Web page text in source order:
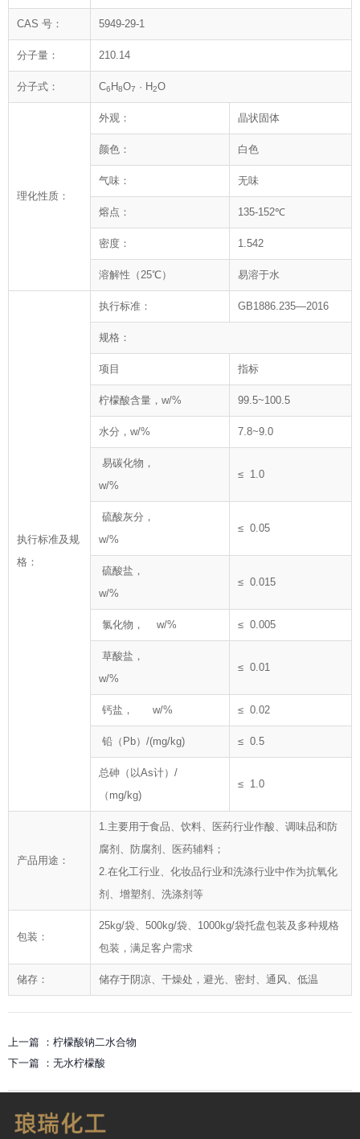
CAS 号： 5949-29-1
分子量： 210.14
分子式： C6 H8O7 · H2O
理化性质：
外观： 晶状固体
颜色： 白色
气味： 无味
熔点： 135-152℃
密度： 1.542
溶解性（25℃） 易溶于水
执行标准及规
格：
执行标准： GB1886.235—2016
规格：
项目 指标
柠檬酸含量，w/% 99.5~100.5
水分，w/% 7.8~9.0
易碳化物，
w/%
≤ 1.0
硫酸灰分，
w/%
≤ 0.05
硫酸盐，
w/%
≤ 0.015
氯化物， w/% ≤ 0.005
草酸盐，
w/%
≤ 0.01
钙盐， w/% ≤ 0.02
铅（Pb）/(mg/kg) ≤ 0.5
总砷（以As计）/
（mg/kg)
≤ 1.0
产品用途：
1.主要用于食品、饮料、医药行业作酸、调味品和防
腐剂、防腐剂、医药辅料；
2.在化工行业、化妆品行业和洗涤行业中作为抗氧化
剂、增塑剂、洗涤剂等
包装：
25kg/袋、500kg/袋、1000kg/袋托盘包装及多种规格
包装，满足客户需求
储存： 储存于阴凉、干燥处，避光、密封、通风、低温
上一篇 ： 柠檬酸钠二水合物
下一篇 ： 无水柠檬酸